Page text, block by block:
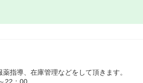
指導、在庫管理などをして頂きます。
22：00